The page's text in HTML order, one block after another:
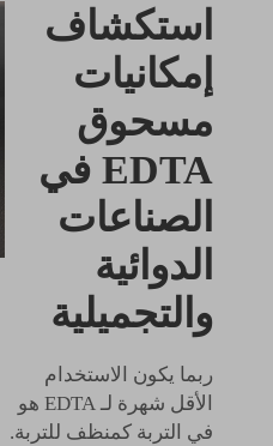
استكشاف
إمكانيات
مسحوق
EDTA في
الصناعات
الدوائية
والتجميلية
ربما يكون الاستخدام
الأقل شهرة لـ EDTA هو
في التربة كمنظف للتربة.